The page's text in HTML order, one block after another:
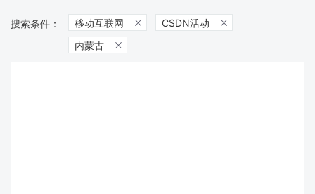
移动互联网  CSDN活动 
内蒙古 